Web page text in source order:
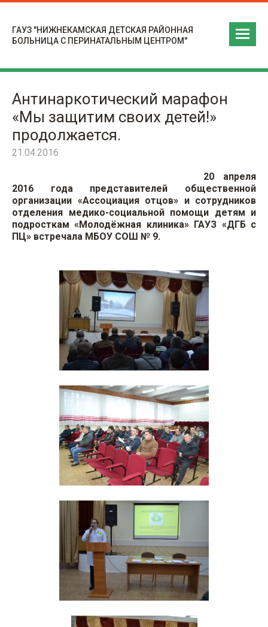
ГАУЗ "НИЖНЕКАМСКАЯ ДЕТСКАЯ РАЙОННАЯ
БОЛЬНИЦА С ПЕРИНАТАЛЬНЫМ ЦЕНТРОМ"
Антинаркотический марафон
«Мы защитим своих детей!»
продолжается.
21.04.2016
20 апреля
2016 года представителей общественной
организации «Ассоциация отцов» и сотрудников
отделения медико-социальной помощи детям и
подросткам «Молодёжная клиника» ГАУЗ «ДГБ с
ПЦ» встречала МБОУ СОШ № 9.